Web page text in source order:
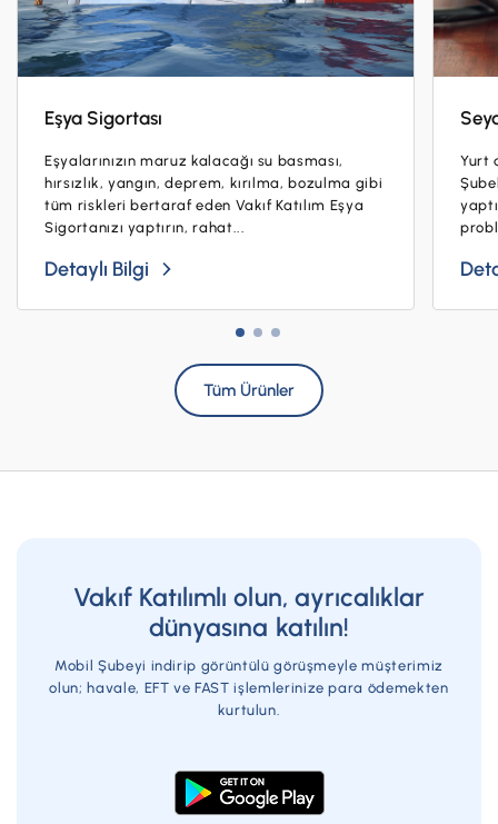
Eşya Sigortası
Eşyalarınızın maruz kalacağı su basması,
hırsızlık, yangın, deprem, kırılma, bozulma gibi
tüm riskleri bertaraf eden Vakıf Katılım Eşya
Sigortanızı yaptırın, rahat...
Detaylı Bilgi
Yurt
Tüm Ürünler
Vakıf Katılımlı olun, ayrıcalıklar
dünyasına katılın!
Mobil Şubeyi indirip görüntülü görüşmeyle müşterimiz
olun; havale, EFT ve FAST işlemlerinize para ödemekten
kurtulun.